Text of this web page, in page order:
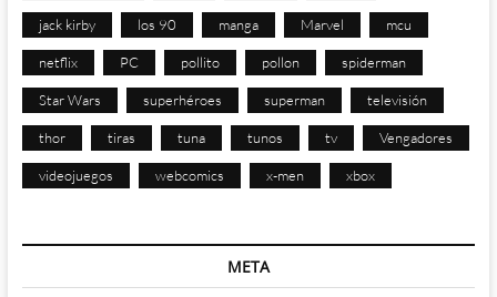
jack kirby los 90 manga Marvel mcu
netflix PC pollito pollon spiderman
Star Wars superhéroes superman televisión
thor tiras tuna tunos tv Vengadores
videojuegos webcomics x-men xbox
META